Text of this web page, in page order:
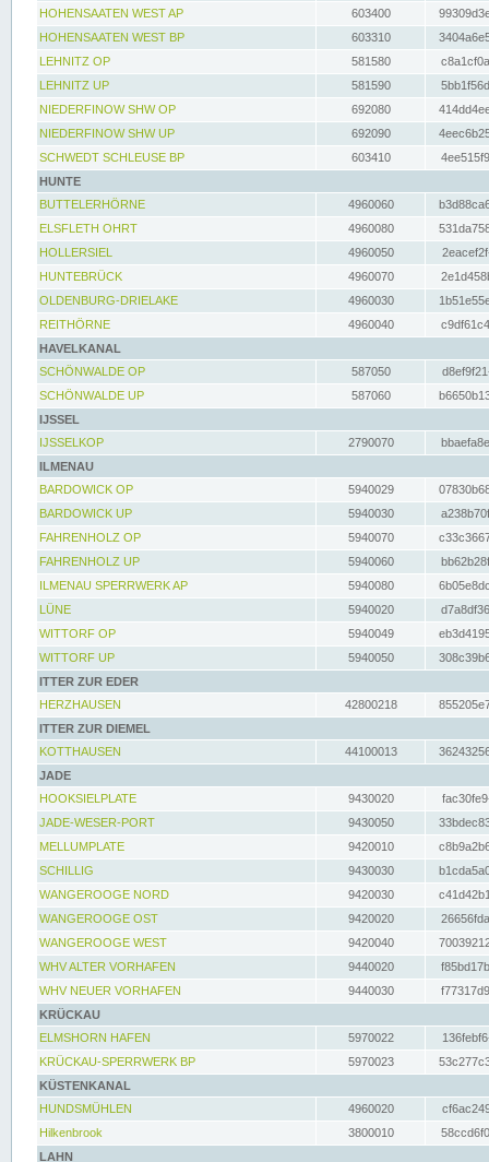
HOHENSAATEN WEST AP
603400
HOHENSAATEN WEST BP
603310
LEHNITZ OP
581580
LEHNITZ UP
581590
NIEDERFINOW SHW OP
692080
NIEDERFINOW SHW UP
692090
SCHWEDT SCHLEUSE BP
603410
HUNTE
BUTTELERHÖRNE
4960060
ELSFLETH OHRT
4960080
HOLLERSIEL
4960050
HUNTEBRÜCK
4960070
OLDENBURG-DRIELAKE
4960030
REITHÖRNE
4960040
HAVELKANAL
SCHÖNWALDE OP
587050
SCHÖNWALDE UP
587060
IJSSEL
IJSSELKOP
2790070
ILMENAU
BARDOWICK OP
5940029
BARDOWICK UP
5940030
FAHRENHOLZ OP
5940070
FAHRENHOLZ UP
5940060
ILMENAU SPERRWERK AP
5940080
LÜNE
5940020
WITTORF OP
5940049
WITTORF UP
5940050
ITTER ZUR EDER
HERZHAUSEN
42800218
ITTER ZUR DIEMEL
KOTTHAUSEN
44100013
JADE
HOOKSIELPLATE
9430020
JADE-WESER-PORT
9430050
MELLUMPLATE
9420010
SCHILLIG
9430030
WANGEROOGE NORD
9420030
WANGEROOGE OST
9420020
WANGEROOGE WEST
9420040
WHV ALTER VORHAFEN
9440020
WHV NEUER VORHAFEN
9440030
KRÜCKAU
ELMSHORN HAFEN
5970022
KRÜCKAU-SPERRWERK BP
5970023
KÜSTENKANAL
HUNDSMÜHLEN
4960020
Hilkenbrook
3800010
LAHN